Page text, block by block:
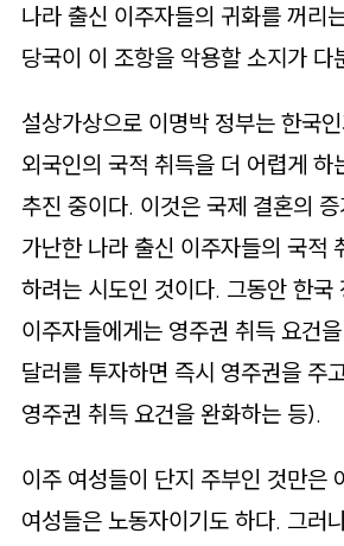
나라 출신 이주자들의 귀화를 꺼리
당국이 이 조항을 악용할 소지가 다
설상가상으로 이명박 정부는 한국
외국인의 국적 취득을 더 어렵게 하
추진 중이다. 이것은 국제 결혼의
가난한 나라 출신 이주자들의 국적
하려는 시도인 것이다. 그동안 한국
이주자들에게는 영주권 취득 요건
달러를 투자하면 즉시 영주권을 주
영주권 취득 요건을 완화하는 등).
이주 여성들이 단지 주부인 것만은
여성들은 노동자이기도 하다. 그러